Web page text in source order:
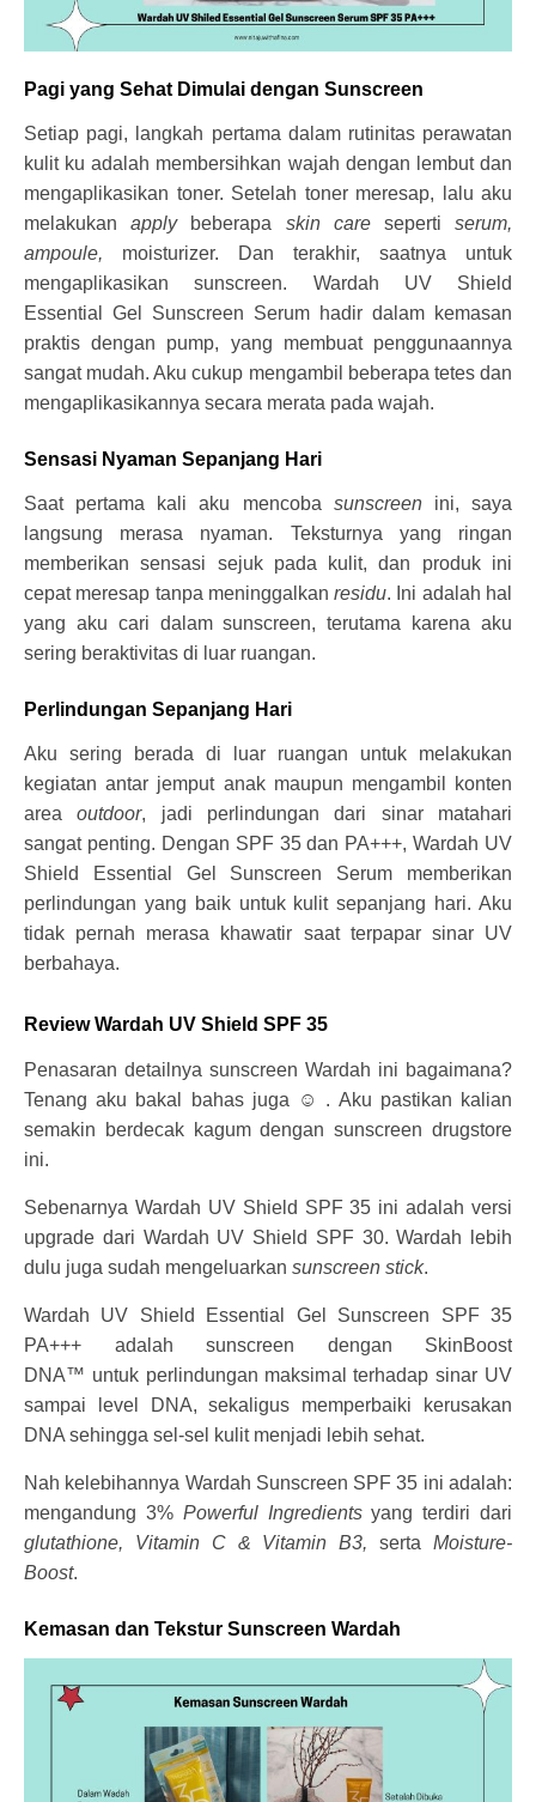
Pagi yang Sehat Dimulai dengan Sunscreen
Setiap pagi, langkah pertama dalam rutinitas perawatan
kulit ku adalah membersihkan wajah dengan lembut dan
mengaplikasikan toner. Setelah toner meresap, lalu aku
melakukanapplybeberapa skin caresepertiserum,
ampoule, moisturizer. Dan terakhir, saatnya untuk
mengaplikasikan sunscreen. Wardah UV Shield
Essential Gel Sunscreen Serum hadir dalam kemasan
praktis dengan pump, yang membuat penggunaannya
sangat mudah. Aku cukup mengambil beberapa tetes dan
mengaplikasikannya secara merata pada wajah.
Sensasi Nyaman Sepanjang Hari
Saat pertama kali aku mencoba sunscreenini, saya
langsung merasa nyaman. Teksturnya yang ringan
memberikan sensasi sejuk pada kulit, dan produk ini
cepat meresap tanpa meninggalkanresidu. Ini adalah hal
yang aku cari dalam sunscreen, terutama karena aku
sering beraktivitas di luar ruangan.
Perlindungan Sepanjang Hari
Aku sering berada di luar ruangan untuk melakukan
kegiatan antar jemput anak maupun mengambil konten
areaoutdoor, jadi perlindungan dari sinar matahari
sangat penting. Dengan SPF 35 dan PA+++, Wardah UV
Shield Essential Gel Sunscreen Serum memberikan
perlindungan yang baik untuk kulit sepanjang hari. Aku
tidak pernah merasa khawatir saat terpapar sinar UV
berbahaya.
Review Wardah UV Shield SPF 35
Penasaran detailnya sunscreen Wardah ini bagaimana?
Tenang aku bakal bahas juga ☺ . Aku pastikan kalian
semakin berdecak kagum dengan sunscreen drugstore
ini.
Sebenarnya Wardah UV Shield SPF 35 ini adalah versi
upgrade dari Wardah UV Shield SPF 30. Wardah lebih
dulu juga sudah mengeluarkan sunscreen stick.
Wardah UV Shield Essential Gel Sunscreen SPF 35
PA+++ adalah sunscreen dengan SkinBoost
DNA™ untuk perlindungan maksimal terhadap sinar UV
sampai level DNA, sekaligus memperbaiki kerusakan
DNA sehingga sel-sel kulit menjadi lebih sehat.
Nah kelebihannya Wardah Sunscreen SPF 35 ini adalah:
mengandung 3% Powerful Ingredientsyang terdiri dari
glutathione, Vitamin C & Vitamin B3,serta Moisture-
Boost.
Kemasan dan Tekstur Sunscreen Wardah